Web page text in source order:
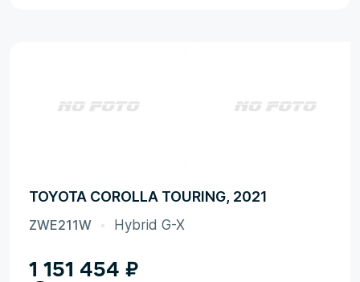
TOYOTA COROLLA TOURING, 2021
ZWE211W Hybrid G-X
1 151 454 ₽